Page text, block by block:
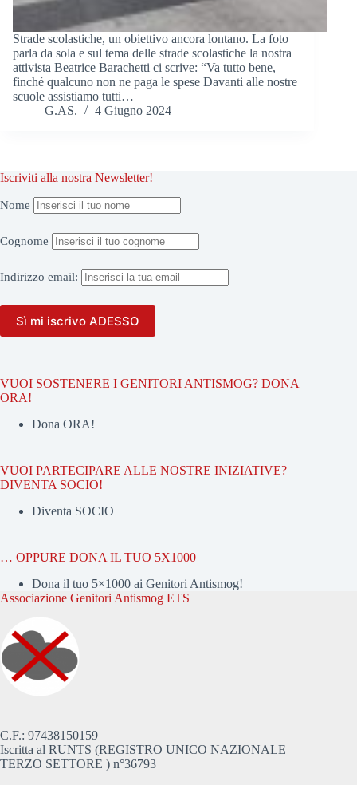
Strade scolastiche, un obiettivo ancora lontano. La foto
parla da sola e sul tema delle strade scolastiche la nostra
attivista Beatrice Barachetti ci scrive: “Va tutto bene,
finché qualcuno non ne paga le spese Davanti alle nostre
scuole assistiamo tutti…
G.AS.
4 Giugno 2024
Iscriviti alla nostra Newsletter!
Nome
Cognome
Indirizzo email:
VUOI SOSTENERE I GENITORI ANTISMOG? DONA
ORA!
Dona ORA!
VUOI PARTECIPARE ALLE NOSTRE INIZIATIVE?
DIVENTA SOCIO!
Diventa SOCIO
… OPPURE DONA IL TUO 5X1000
Dona il tuo 5×1000 ai Genitori Antismog!
Associazione Genitori Antismog ETS
C.F.: 97438150159
Iscritta al RUNTS (REGISTRO UNICO NAZIONALE
TERZO SETTORE ) n°36793